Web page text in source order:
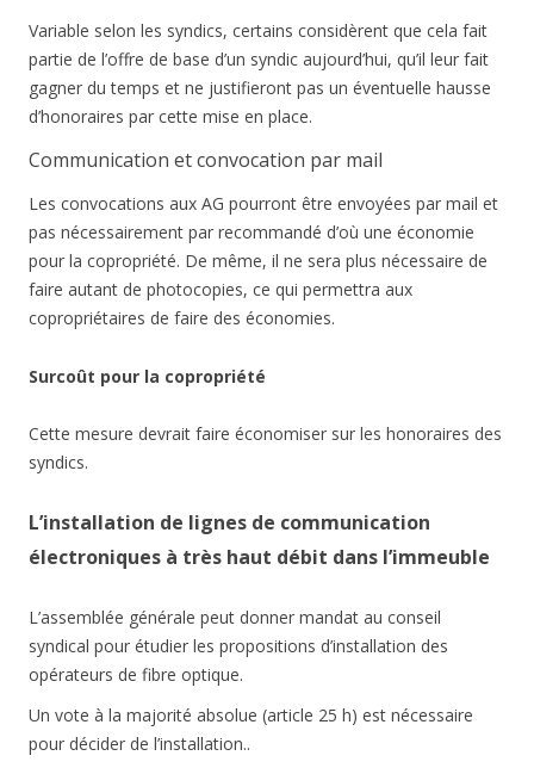
Variable selon les syndics, certains considèrent que cela fait
partie de l’offre de base d’un syndic aujourd’hui, qu’il leur fait
gagner du temps et ne justifieront pas un éventuelle hausse
d’honoraires par cette mise en place.
Communication et convocation par mail
Les convocations aux AG pourront être envoyées par mail et
pas nécessairement par recommandé d’où une économie
pour la copropriété. De même, il ne sera plus nécessaire de
faire autant de photocopies, ce qui permettra aux
copropriétaires de faire des économies.
Surcoût pour la copropriété
Cette mesure devrait faire économiser sur les honoraires des
syndics.
L’installation de lignes de communication
électroniques à très haut débit dans l’immeuble
L’assemblée générale peut donner mandat au conseil
syndical pour étudier les propositions d’installation des
opérateurs de fibre optique.
Un vote à la majorité absolue (article 25 h) est nécessaire
pour décider de l’installation..